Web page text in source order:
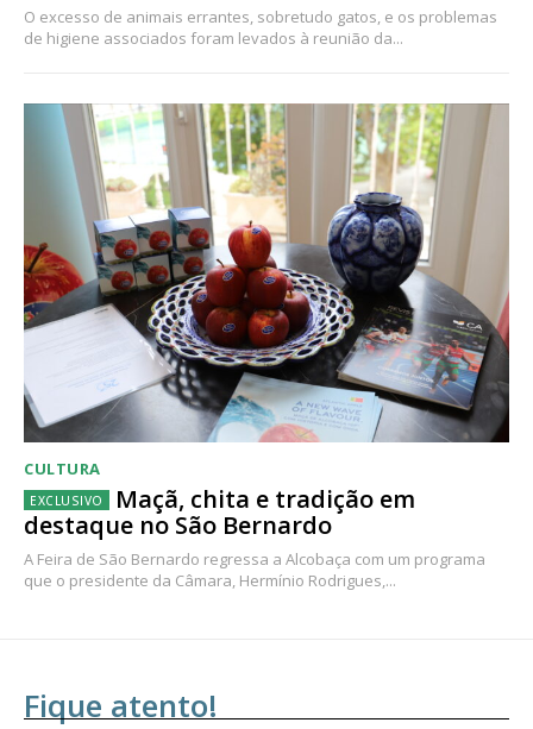
O excesso de animais errantes, sobretudo gatos, e os problemas
de higiene associados foram levados à reunião da...
CULTURA
Maçã, chita e tradição em
destaque no São Bernardo
A Feira de São Bernardo regressa a Alcobaça com um programa
que o presidente da Câmara, Hermínio Rodrigues,...
Fique atento!